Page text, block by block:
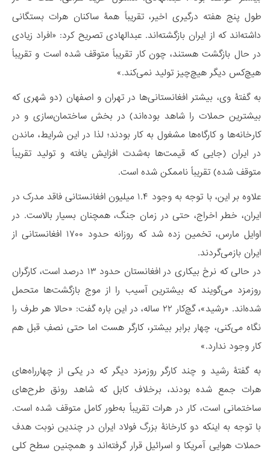
طول پنج هفته درگیری اخیر، تقریباً همۀ ساکنان هرات بستگانی
داشته‌اند که از ایران بازگشته‌اند. عبدالهادی تصریح کرد: «افراد زیادی
در حال بازگشت هستند، چون کار تقریباً متوقف شده است و تقریباً
هیچ‌کس دیگر هیچ‌‌چیز تولید نمی‌کند.»
به گفتۀ وی، بیشتر افغانستانی‌ها در تهران و اصفهان (دو شهری که
بیشترین حملات را شاهد بوده‌اند) در بخش ساختمان‌سازی و در
کارخانه‌ها و کارگاه‌ها مشغول به کار بودند؛ لذا در این شرایط، ماندن
در ایران (جایی که قیمت‌ها به‌شدت افزایش یافته و تولید تقریباً
متوقف شده) تقریباً ناممکن شده است.
علاوه بر این، با توجه به وجود ۱.۴ میلیون افغانستانی فاقد مدرک در
ایران، خطر اخراج، حتی در زمان جنگ، همچنان بسیار بالاست. در
اوایل مارس، تخمین زده شد که روزانه حدود ۱۷۰۰ افغانستانی از
ایران بازمی‌گردند.
در حالی که نرخ بیکاری در افغانستان حدود ۱۳ درصد است، کارگران
روزمزد می‌گویند که بیشترین آسیب را از موج بازگشت‌ها متحمل
شده‌اند. «رشید»، گچ‌کار ۲۲ ساله، در این باره گفت: «حالا هر طرف را
نگاه می‌کنی، چهار برابر بیشتر، کارگر هست اما حتی نصفِ قبل هم
کار وجود ندارد.»
به گفتۀ رشید و چند کارگر روزمزد دیگر که در یکی از چهارراه‌های
هرات جمع شده بودند، برخلاف کابل که شاهد رونق طرح‌های
ساختمانی است، کار در هرات تقریباً به‌طور کامل متوقف شده است.
با توجه به اینکه دو کارخانۀ بزرگ فولاد ایران در چندین نوبت هدف
حملات هوایی آمریکا و اسرائیل قرار گرفته‌اند و همچنین سطح کلی